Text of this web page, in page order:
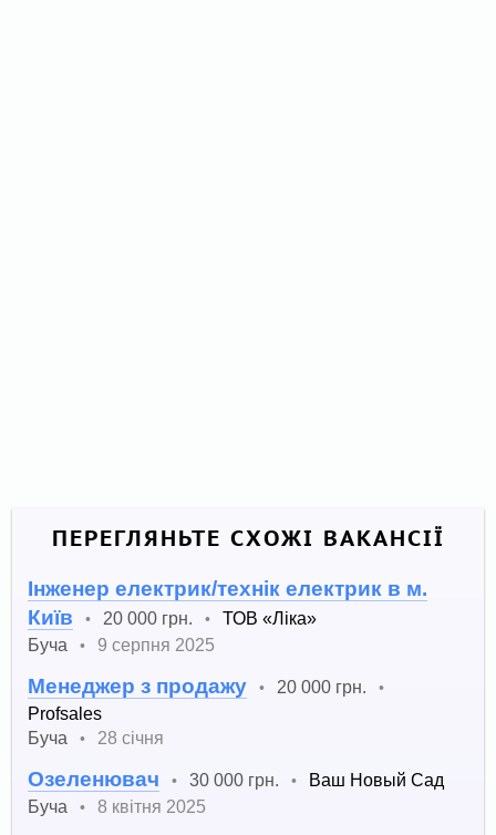
ПЕРЕГЛЯНЬТЕ СХОЖІ ВАКАНСІЇ
Інженер електрик/технік електрик в м.
Київ
• 20 000 грн. •
ТОВ «Ліка»
Буча
• 9 серпня 2025
Менеджер з продажу • 20 000 грн. •
Profsales
Буча
• 28 січня
Озеленювач • 30 000 грн. •
Ваш Новый Сад
Буча
• 8 квітня 2025